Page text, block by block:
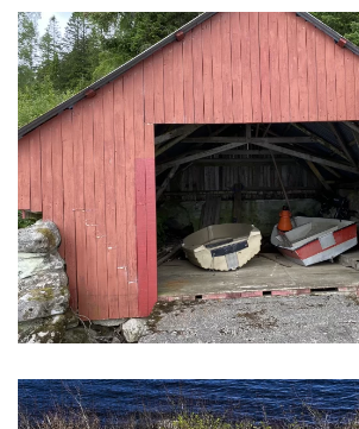
Her finner du leirstedets
benyttes av